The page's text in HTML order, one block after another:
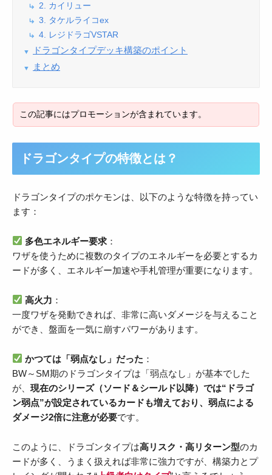
2. カイリュー
3. タケルライコex
4. レジドラゴVSTAR
ドラゴンタイプデッキ構築のポイント
まとめ
ドラゴンタイプの特徴とは？
ドラゴンタイプのポケモンは、以下のような特徴を持ってい
ます：
多色エネルギー要求 ：
ワザを使うために複数のタイプのエネルギーを必要とするカ
ードが多く、エネルギー加速や手札管理が重要になります。
高火力 ：
一度ワザを発動できれば、非常に高いダメージを与えること
ができ、盤面を一気に崩すパワーがあります。
かつては「弱点なし」だった ：
BW～SM期のドラゴンタイプは「弱点なし」が基本でした
が、 現在のシリーズ（ソード＆シールド以降）では“ドラゴ
ン弱点”が設定されているカードも増えており、弱点による
ダメージ2倍に注意が必要です。
このように、ドラゴンタイプは高リスク・高リターン型のカ
ードが多く、うまく扱えれば非常に強力ですが、構築力とプ